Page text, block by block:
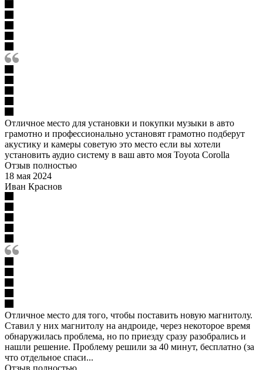
Отличное место для установки и покупки музыки в авто
грамотно и профессионально установят грамотно подберут
акустику и камеры советую это место если вы хотели
установить аудио систему в ваш авто моя Toyota Corolla
Отзыв полностью
18 мая 2024
Иван Краснов
Отличное место для того, чтобы поставить новую магнитолу.
Ставил у них магнитолу на андроиде, через некоторое время
обнаружилась проблема, но по приезду сразу разобрались и
нашли решение. Проблему решили за 40 минут, бесплатно (за
что отдельное спаси...
Отзыв полностью